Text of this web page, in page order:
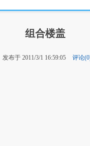
组合楼盖
发布于 2011/3/1 16:59:05 评论